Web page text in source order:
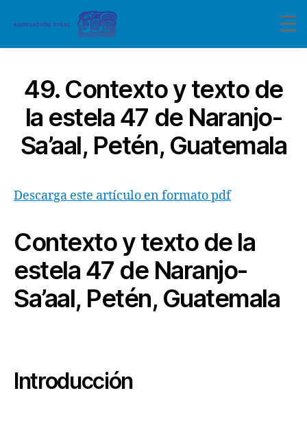
49. Contexto y texto de
la estela 47 de Naranjo-
Sa’aal, Petén, Guatemala
Descarga este artículo en formato pdf
Contexto y texto de la
estela 47 de Naranjo-
Sa’aal, Petén, Guatemala
Introducción